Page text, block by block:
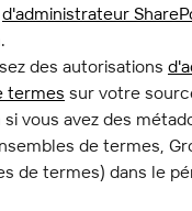
d'administrateur
des autorisations
termes sur votre
vous avez des
de termes,
de termes) dans le